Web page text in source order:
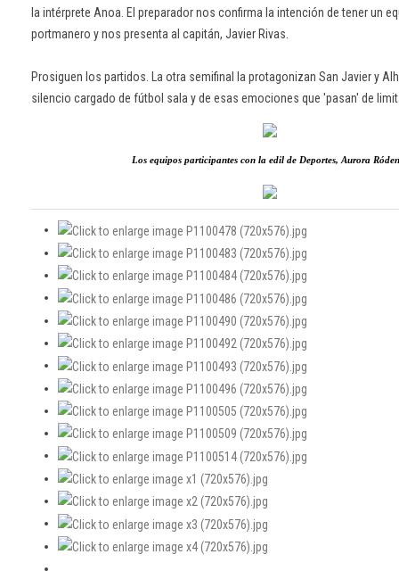
la intérprete Anoa. El preparador nos confirma la intención de tener un
portmanero y nos presenta al capitán, Javier Rivas.
Prosiguen los partidos. La otra semifinal la protagonizan San Javier y
silencio cargado de fútbol sala y de esas emociones que 'pasan' de
Los equipos participantes con la edil de Deportes, Aurora